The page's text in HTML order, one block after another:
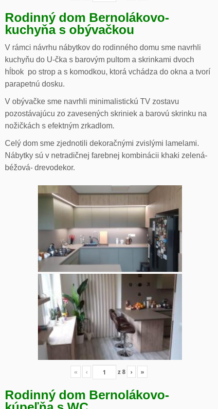
Rodinný dom Bernolákovo-
kuchyňa s obývačkou
V rámci návrhu nábytkov do rodinného domu sme navrhli
kuchyňu do U-čka s barovým pultom a skrinkami dvoch
hĺbok po strop a s komodkou, ktorá vchádza do okna a tvorí
parapetnú dosku.
V obývačke sme navrhli minimalistickú TV zostavu
pozostávajúcu zo zavesených skriniek a barovú skrinku na
nožičkách s efektným zrkadlom.
Celý dom sme zjednotili dekoračnými zvislými lamelami.
Nábytky sú v netradičnej farebnej kombinácii khaki zelená-
béžová- drevodekor.
« ‹ z8 › »
Rodinný dom Bernolákovo-